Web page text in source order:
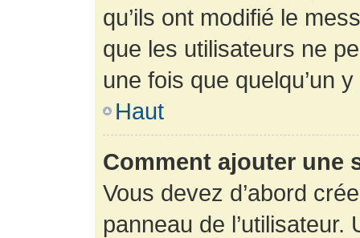
qu’ils ont modifié le
que les utilisateurs ne
une fois que quelqu’un
Haut
Comment ajouter une
Vous devez d’abord
panneau de